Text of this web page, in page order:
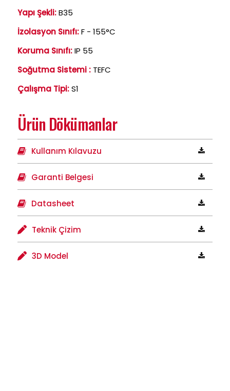
Yapı Şekli:B35
İzolasyon Sınıfı:F - 155°C
Koruma Sınıfı:IP 55
Soğutma Sistemi : TEFC
Çalışma Tipi:S1
Ürün Dökümanlar
Kullanım Kılavuzu
Garanti Belgesi
Datasheet
Teknik Çizim
3D Model